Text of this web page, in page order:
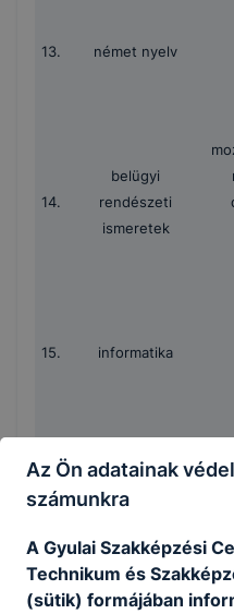
13. német nyelv
14.
belügyi
rendészeti
ismeretek
15. informatika
16.
egyéb, más
szereplő nyelvek
Az Ön adatainak
számunkra
A Gyulai Szakképzési
Technikum és
(sütik) formájában